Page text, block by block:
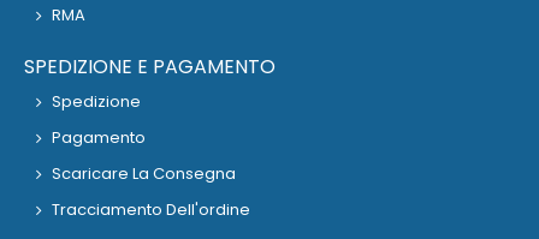
RMA
SPEDIZIONE E PAGAMENTO
Spedizione
Pagamento
Scaricare La Consegna
Tracciamento Dell'ordine